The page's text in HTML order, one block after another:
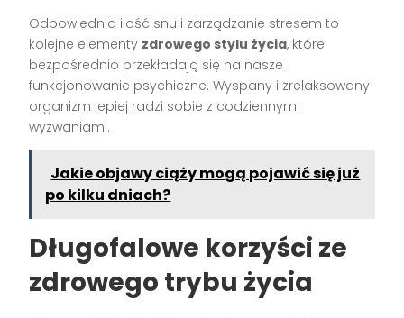
Odpowiednia ilość snu i zarządzanie stresem to
kolejne elementy zdrowego stylu życia, które
bezpośrednio przekładają się na nasze
funkcjonowanie psychiczne. Wyspany i zrelaksowany
organizm lepiej radzi sobie z codziennymi
wyzwaniami.
Jakie objawy ciąży mogą pojawić się już
po kilku dniach?
Długofalowe korzyści ze
zdrowego trybu życia